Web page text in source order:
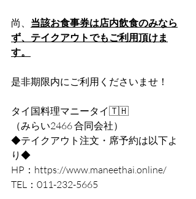
尚、 当該お食事券は店内飲食のみなら
ず、テイクアウトでもご利用頂けま
す。
是非期限内にご利用くださいませ！
タイ国料理マニータイ🇹🇭
（みらい2466 合同会社）
◆テイクアウト注文・席予約は以下よ
り◆
HP：https://www.maneethai.online/
TEL：011-232-5665